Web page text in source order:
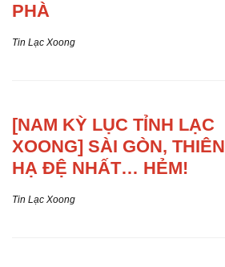
PHÀ
Tin Lạc Xoong
[NAM KỲ LỤC TỈNH LẠC
XOONG] SÀI GÒN, THIÊN
HẠ ĐỆ NHẤT… HẺM!
Tin Lạc Xoong